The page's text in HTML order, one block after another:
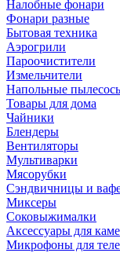
Налобные фонари
Фонари разные
Бытовая техника
Аэрогрили
Пароочистители
Измельчители
Напольные
Товары для дома
Чайники
Блендеры
Вентиляторы
Мультиварки
Мясорубки
Сэндвичницы и
Миксеры
Соковыжималки
Аксессуары для
Микрофоны для